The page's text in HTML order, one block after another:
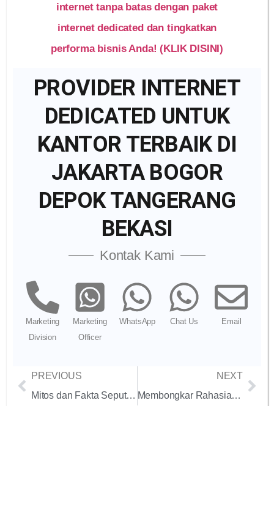
internet tanpa batas dengan paket
internet dedicated dan tingkatkan
performa bisnis Anda! (KLIK DISINI)
PROVIDER INTERNET
DEDICATED UNTUK
KANTOR TERBAIK DI
JAKARTA BOGOR
DEPOK TANGERANG
BEKASI
Kontak Kami
Marketing
Division
Marketing
Officer
WhatsApp Chat Us Email
PREVIOUS
Mitos dan Fakta Seputar Provider Internet Dedicated
NEXT
Membongkar Rahasia Internet Cepat dan Stabil untuk BISNIS KORPORAT: Paket Internet Dedicated